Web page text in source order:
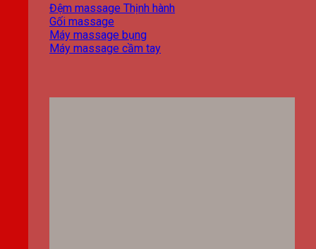
Đệm massage
Gối massage
Máy massage bụng
Máy massage cầm tay